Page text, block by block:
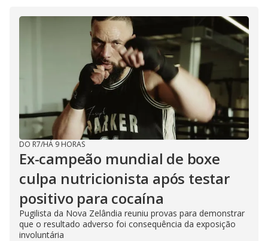
DO R7/HÁ 9 HORAS
Ex-campeão mundial de boxe
culpa nutricionista após testar
positivo para cocaína
Pugilista da Nova Zelândia reuniu provas para demonstrar
que o resultado adverso foi consequência da exposição
involuntária